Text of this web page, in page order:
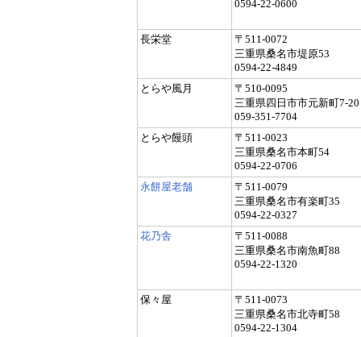
0594-22-0600
長栄堂
〒511-0072
三重県桑名市堤原53
0594-22-4849
とらや風月
〒510-0095
三重県四日市市元新町7-20
059-351-7704
とらや饅頭
〒511-0023
三重県桑名市本町54
0594-22-0706
永餅屋老舗
〒511-0079
三重県桑名市有楽町35
0594-22-0327
花乃舎
〒511-0088
三重県桑名市南魚町88
0594-22-1320
保々屋
〒511-0073
三重県桑名市北寺町58
0594-22-1304